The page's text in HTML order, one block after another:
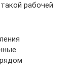
рабочей